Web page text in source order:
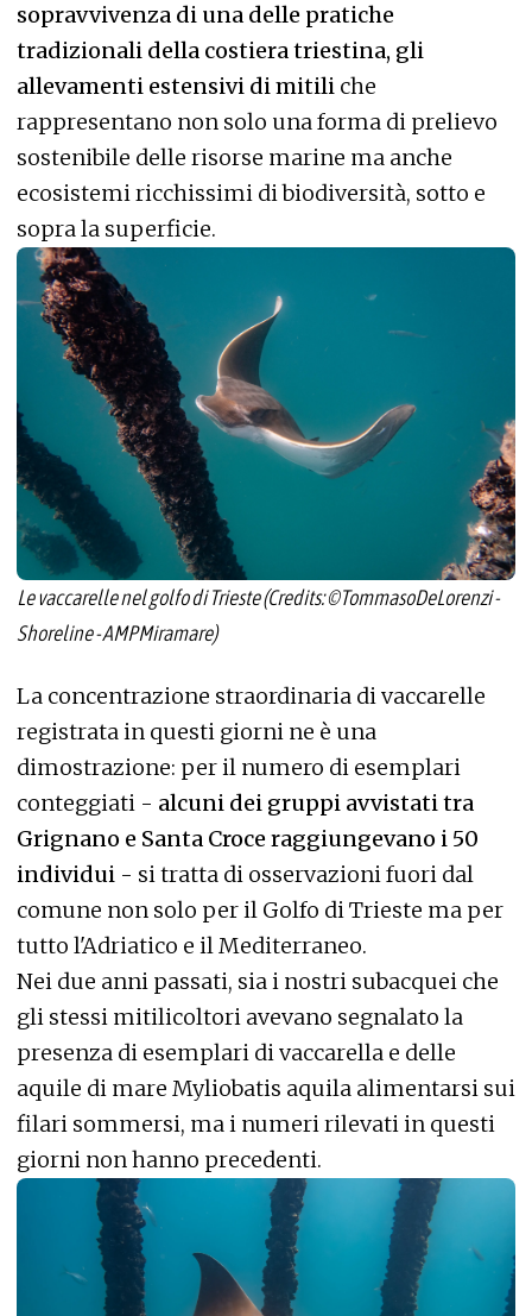
sopravvivenza di una delle pratiche
tradizionali della costiera triestina, gli
allevamenti estensivi di mitili che
rappresentano non solo una forma di prelievo
sostenibile delle risorse marine ma anche
ecosistemi ricchissimi di biodiversità, sotto e
sopra la superficie.
Le vaccarelle nel golfo di Trieste (Credits: ©TommasoDeLorenzi -
Shoreline - AMPMiramare)
La concentrazione straordinaria di vaccarelle
registrata in questi giorni ne è una
dimostrazione: per il numero di esemplari
conteggiati - alcuni dei gruppi avvistati tra
Grignano e Santa Croce raggiungevano i 50
individui - si tratta di osservazioni fuori dal
comune non solo per il Golfo di Trieste ma per
tutto l'Adriatico e il Mediterraneo.
Nei due anni passati, sia i nostri subacquei che
gli stessi mitilicoltori avevano segnalato la
presenza di esemplari di vaccarella e delle
aquile di mare Myliobatis aquila alimentarsi sui
filari sommersi, ma i numeri rilevati in questi
giorni non hanno precedenti.